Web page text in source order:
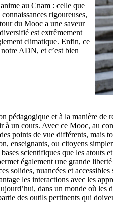
au Cnam : celle que
rigoureuses,
du Mooc a une saveur
est extrêmement
climatique. Enfin, ce
ADN, et c’est bien
et à la manière de
un cours. Avec ce Mooc, au
points de vue différents, mais
enseignants, ou citoyens
scientifiques que les atouts
également une grande
solides, nuancées et accessibles
les interactions avec les
dans un monde où les
des outils pertinents qui